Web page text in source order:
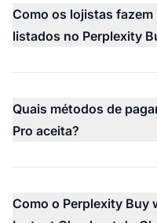
Como os lojistas
listados no Perplexity
Quais métodos de
Pro aceita?
Como o Perplexity Buy